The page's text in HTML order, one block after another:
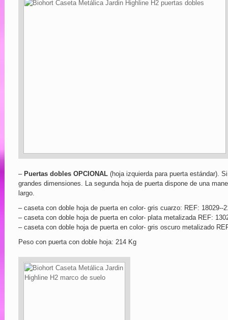
– Puertas dobles OPCIONAL(hoja izquierda para puerta estándar).
grandes dimensiones. La segunda hoja de puerta dispone de una
largo.
– caseta con doble hoja de puerta en color- gris cuarzo: REF: 18029--
– caseta con doble hoja de puerta en color- plata metalizada REF:
– caseta con doble hoja de puerta en color- gris oscuro metalizado
Peso con puerta con doble hoja: 214 Kg